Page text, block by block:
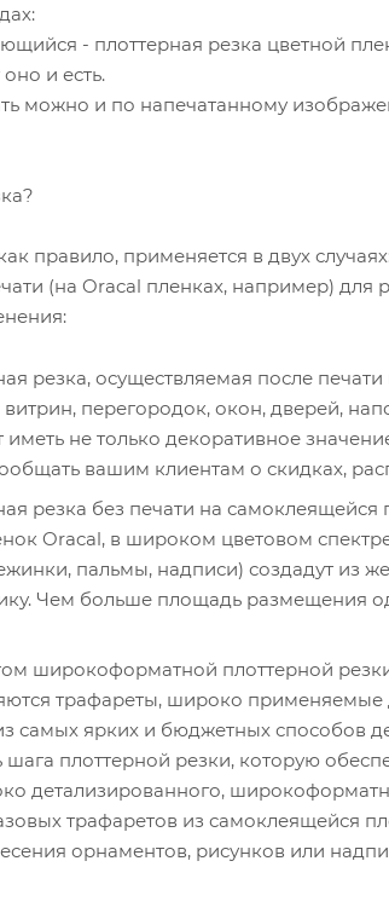
- плоттерная резка цветной
и есть.
можно и по напечатанному
правило, применяется в двух
(на Oracal пленках, например)
резка, осуществляемая после
перегородок, окон, дверей,
не только декоративное
вашим клиентам о скидках,
резка без печати на самоклеящейся
Oracal, в широком цветовом
пальмы, надписи) создадут из
Чем больше площадь размещения
широкоформатной плоттерной резки
трафареты, широко
самых ярких и бюджетных способов
шага плоттерной резки, которую
детализированного,
трафаретов из самоклеящейся
орнаментов, рисунков или